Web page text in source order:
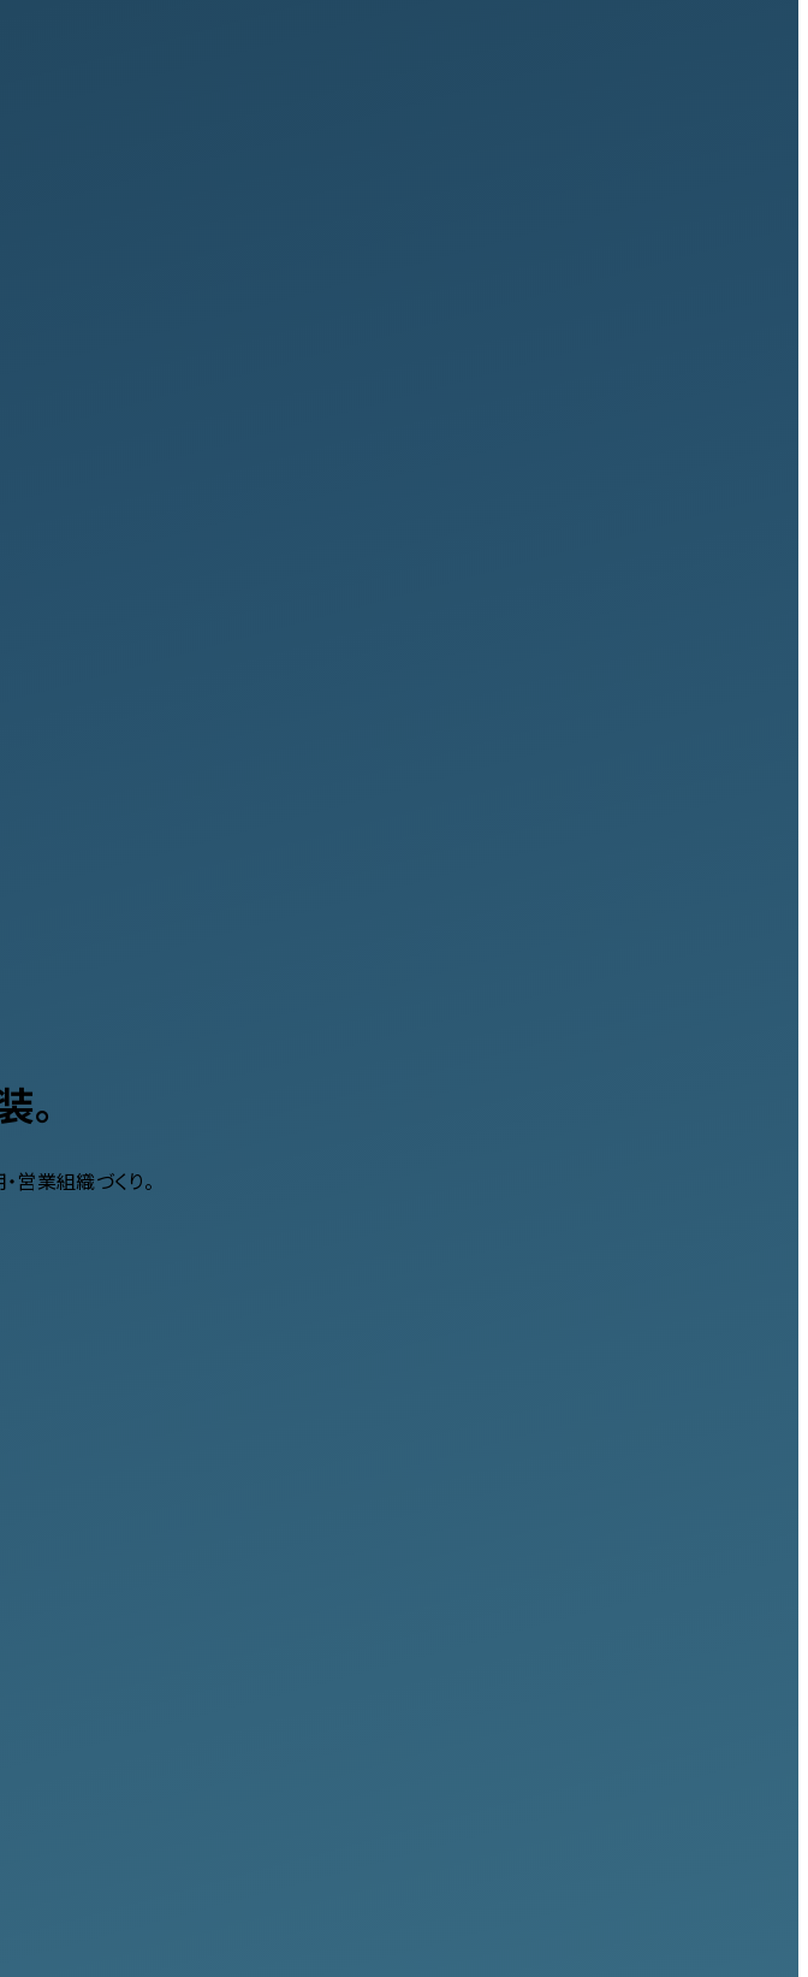
。
営業組織づくり。